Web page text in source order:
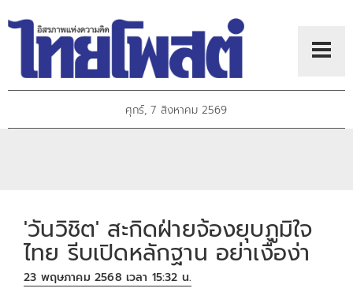
ศุกร์, 7 สิงหาคม 2569
'วันวิชิต' สะกิดฝ่ายจ้องยุบภูมิใจ
ไทย รีบเปิดหลักฐาน อย่าเงื้อง่า
23 พฤษภาคม 2568 เวลา 15:32 น.